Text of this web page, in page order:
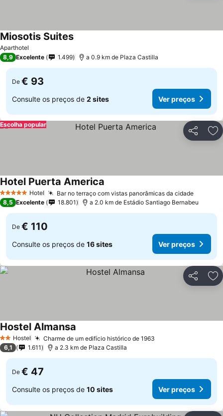
Aparthotel
Miosotis Suites
8,9 Excelente 1.499 a 0.9 km de Plaza Castilla
De € 93
Consulte os preços de 2 sites Ver preços
Partilhar
Escolha popular
5 Estrelas Hotel Bar no terraço com vistas panorâmicas da cidade
Hotel Puerta America
8,5 Excelente 18.801 a 2.0 km de Estádio Santiago Bernabeu
De € 110
Consulte os preços de 16 sites Ver preços
Partilhar
2 Estrelas
Hostel Charme de um edifício histórico de 1963
Hostel Almansa
6,1 1.611 a 2.3 km de Plaza Castilla
De € 47
Consulte os preços de 10 sites Ver preços